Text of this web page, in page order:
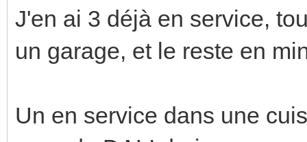
J'en ai 3 déjà en service,
un garage, et le reste en
Un en service dans une